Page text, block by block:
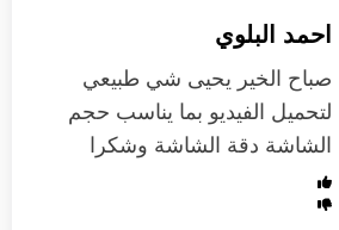
احمد البلوي
‏صباح الخير يحيى شي طبيعي
لتحميل الفيديو بما يناسب حجم
الشاشة دقة الشاشة وشكرا